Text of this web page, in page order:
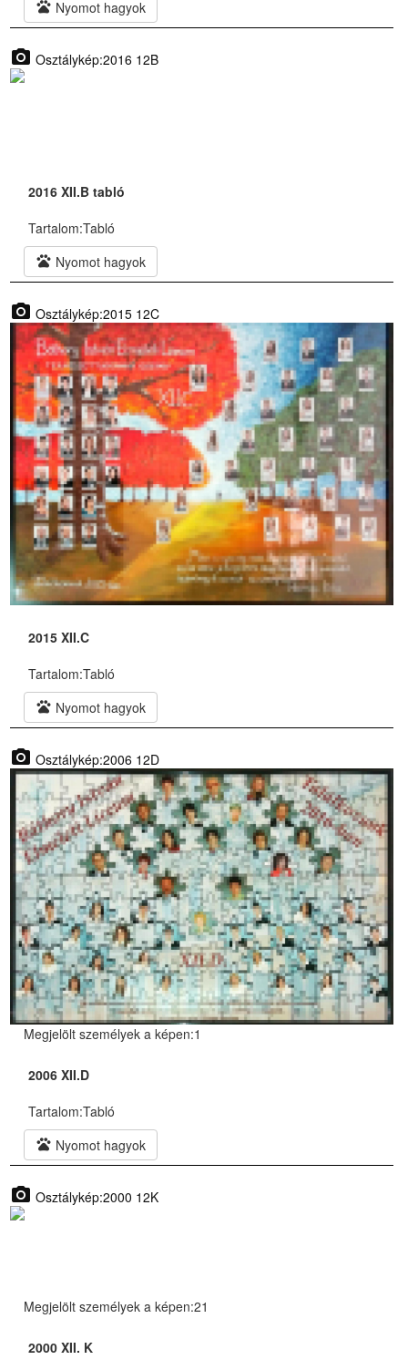
pets Nyomot hagyok
photo_camera Osztálykép:2016 12B
2016 XII.B tabló
Tartalom:Tabló
pets Nyomot hagyok
photo_camera Osztálykép:2015 12C
2015 XII.C
Tartalom:Tabló
pets Nyomot hagyok
photo_camera Osztálykép:2006 12D
Megjelölt személyek a képen:1
2006 XII.D
Tartalom:Tabló
pets Nyomot hagyok
photo_camera Osztálykép:2000 12K
Megjelölt személyek a képen:21
2000 XII. K